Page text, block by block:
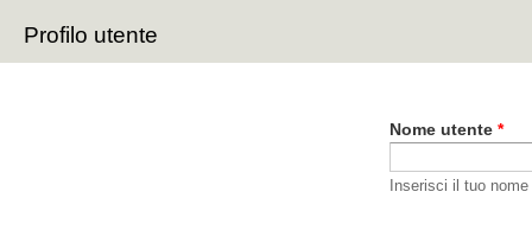
Profilo utente
Schede primarie
Nome utente *
Inserisci il tuo